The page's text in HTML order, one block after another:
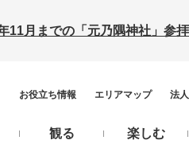
11月までの「元乃隅神社」参
お役立ち情報 エリアマップ 法
観る 楽しむ